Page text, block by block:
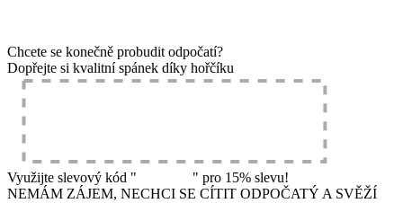
Chcete se konečně probudit odpočatí?
Dopřejte si kvalitní spánek díky hořčíku
Využijte slevový kód "
" pro 15% slevu!
NEMÁM ZÁJEM, NECHCI SE CÍTIT ODPOČATÝ A SVĚŽÍ